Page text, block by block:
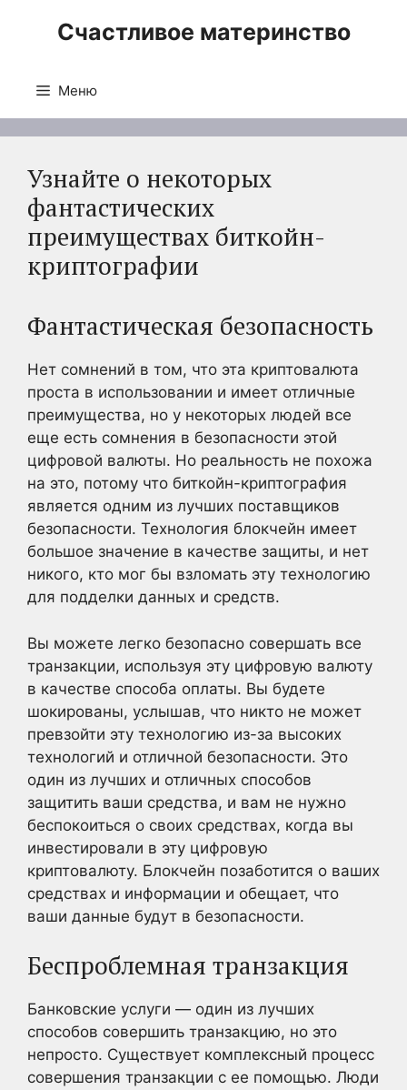
Счастливое материнство
Меню
Узнайте о некоторых
фантастических
преимуществах биткойн-
криптографии
Фантастическая безопасность
Нет сомнений в том, что эта криптовалюта
проста в использовании и имеет отличные
преимущества, но у некоторых людей все
еще есть сомнения в безопасности этой
цифровой валюты. Но реальность не похожа
на это, потому что биткойн-криптография
является одним из лучших поставщиков
безопасности. Технология блокчейн имеет
большое значение в качестве защиты, и нет
никого, кто мог бы взломать эту технологию
для подделки данных и средств.
Вы можете легко безопасно совершать все
транзакции, используя эту цифровую валюту
в качестве способа оплаты. Вы будете
шокированы, услышав, что никто не может
превзойти эту технологию из-за высоких
технологий и отличной безопасности. Это
один из лучших и отличных способов
защитить ваши средства, и вам не нужно
беспокоиться о своих средствах, когда вы
инвестировали в эту цифровую
криптовалюту. Блокчейн позаботится о ваших
средствах и информации и обещает, что
ваши данные будут в безопасности.
Беспроблемная транзакция
Банковские услуги — один из лучших
способов совершить транзакцию, но это
непросто. Существует комплексный процесс
совершения транзакции с ее помощью. Люди